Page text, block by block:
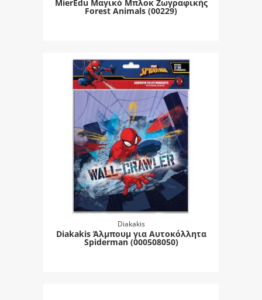
MierEdu Μαγικό Μπλοκ Ζωγραφικής
Forest Animals (00229)
Diakakis
Diakakis Άλμπουμ για Αυτοκόλλητα
Spiderman (000508050)